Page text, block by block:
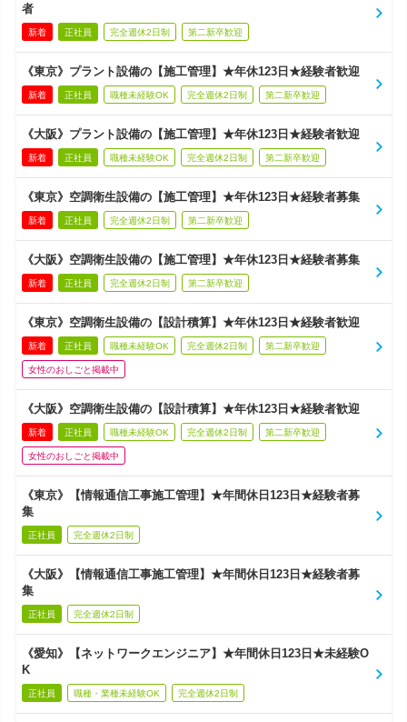
者
新着 正社員 完全週休2日制 第二新卒歓迎
《東京》プラント設備の【施工管理】★年休123日★経験者歓迎
新着 正社員 職種未経験OK 完全週休2日制 第二新卒歓迎
《大阪》プラント設備の【施工管理】★年休123日★経験者歓迎
新着 正社員 職種未経験OK 完全週休2日制 第二新卒歓迎
《東京》空調衛生設備の【施工管理】★年休123日★経験者募集
新着 正社員 完全週休2日制 第二新卒歓迎
《大阪》空調衛生設備の【施工管理】★年休123日★経験者募集
新着 正社員 完全週休2日制 第二新卒歓迎
《東京》空調衛生設備の【設計積算】★年休123日★経験者歓迎
新着 正社員 職種未経験OK 完全週休2日制 第二新卒歓迎
女性のおしごと掲載中
《大阪》空調衛生設備の【設計積算】★年休123日★経験者歓迎
新着 正社員 職種未経験OK 完全週休2日制 第二新卒歓迎
女性のおしごと掲載中
《東京》【情報通信工事施工管理】★年間休日123日★経験者募
集
正社員 完全週休2日制
《大阪》【情報通信工事施工管理】★年間休日123日★経験者募
集
正社員 完全週休2日制
《愛知》【ネットワークエンジニア】★年間休日123日★未経験O
K
正社員 職種・業種未経験OK 完全週休2日制